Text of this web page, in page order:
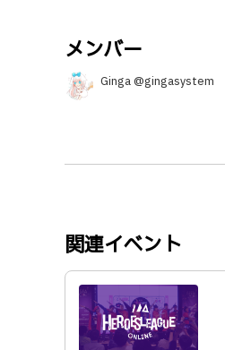
メンバー
Ginga @gingasystem
関連イベント